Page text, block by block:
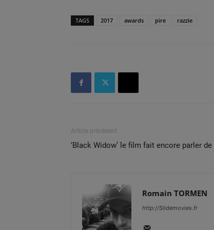
TAGS 2017 awards pire razzie
Article précédent
‘Black Widow’ le film fait encore parler de
Romain TORMEN
http://Slidemovies.fr